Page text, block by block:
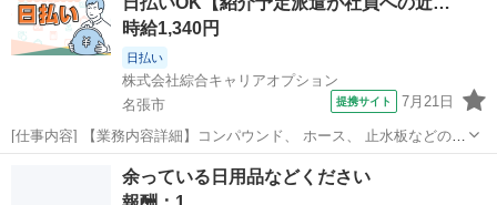
時給1,340円
日払い
株式会社綜合キャリアオプション
名張市
提携サイト 7月21日
[仕事内容] 【業務内容詳細】コンパウンド、 ホース、 止水板などの製
造メーカーの紹介予定派遣！ プラスチックコンパウンドの成型機械オ
ペレーターをお任せします。 【取扱製品情報】プラスチックコンパウ
余っている日用品などください